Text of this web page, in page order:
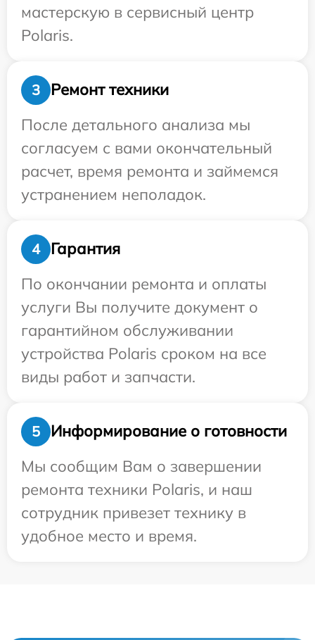
мастерскую в сервисный центр
Polaris.
3
Ремонт техники
После детального анализа мы
согласуем с вами окончательный
расчет, время ремонта и займемся
устранением неполадок.
4
Гарантия
По окончании ремонта и оплаты
услуги Вы получите документ о
гарантийном обслуживании
устройства Polaris сроком на все
виды работ и запчасти.
5
Информирование о готовности
Мы сообщим Вам о завершении
ремонта техники Polaris, и наш
сотрудник привезет технику в
удобное место и время.